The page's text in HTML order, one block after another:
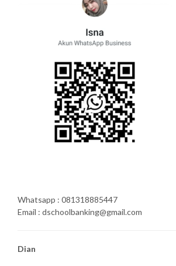
Whatsapp : 081318885447
Email : dschoolbanking@gmail.com
Dian